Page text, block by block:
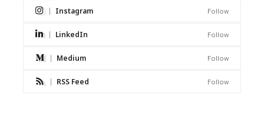
Instagram Follow
LinkedIn Follow
Medium Follow
RSS Feed Follow